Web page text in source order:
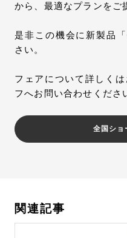
から、最適なプランをご
是非この機会に新製品
さい。
フェアについて詳しく
フへお問い合わせくださ
全国ショ
関連記事